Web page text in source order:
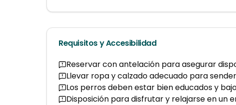
Requisitos y Accesibilidad
Reservar con antelación para asegurar
Llevar ropa y calzado adecuado para
Los perros deben estar bien educados y
Disposición para disfrutar y relajarse en un